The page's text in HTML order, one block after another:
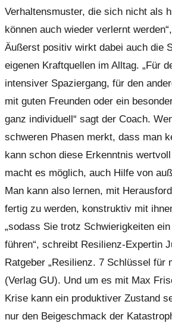
Verhaltensmuster, die sich nicht als
können auch wieder verlernt
Äußerst positiv wirkt dabei auch die
eigenen Kraftquellen im Alltag. „Für
intensiver Spaziergang, für den
mit guten Freunden oder ein
ganz individuell“ sagt der Coach.
schweren Phasen merkt, dass man
kann schon diese Erkenntnis
macht es möglich, auch Hilfe von
Man kann also lernen, mit
fertig zu werden, konstruktiv mit
„sodass Sie trotz Schwierigkeiten
führen“, schreibt Resilienz-Expertin
Ratgeber „Resilienz. 7 Schlüssel für
(Verlag GU). Und um es mit Max
Krise kann ein produktiver Zustand
nur den Beigeschmack der